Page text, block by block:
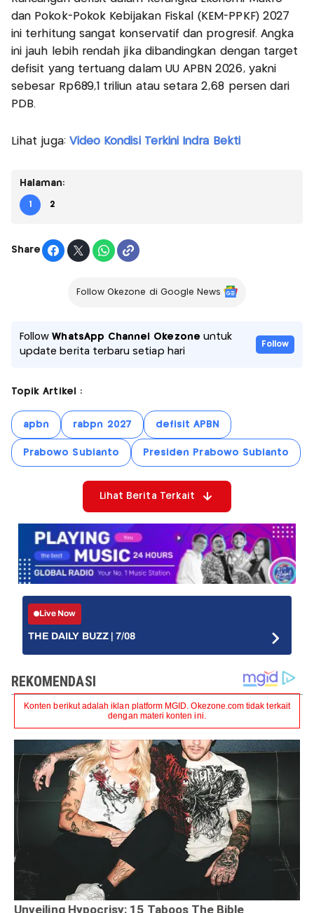
dan Pokok-Pokok Kebijakan Fiskal (KEM-PPKF) 2027
ini terhitung sangat konservatif dan progresif. Angka
ini jauh lebih rendah jika dibandingkan dengan target
defisit yang tertuang dalam UU APBN 2026, yakni
sebesar Rp689,1 triliun atau setara 2,68 persen dari
PDB.
Lihat juga: Video Kondisi Terkini Indra Bekti
Halaman:
1 2
Share
Follow Okezone di Google News
FollowWhatsApp Channel Okezone untuk
update berita terbaru setiap hari
Follow
Topik Artikel :
apbn rabpn 2027 defisit APBN
Prabowo Subianto Presiden Prabowo Subianto
Lihat Berita Terkait
Live Now
THE DAILY BUZZ | 7/08